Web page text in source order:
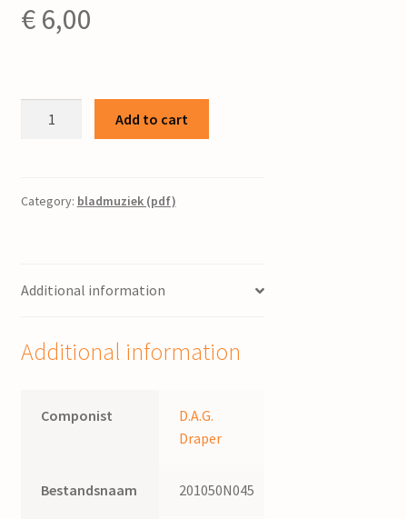
€6,00
simmer
/
tekst
quantity
Add to cart
Category: bladmuziek (pdf)
Additional information
Additional information
Componist
D.A.G.
Draper
Bestandsnaam 201050N045